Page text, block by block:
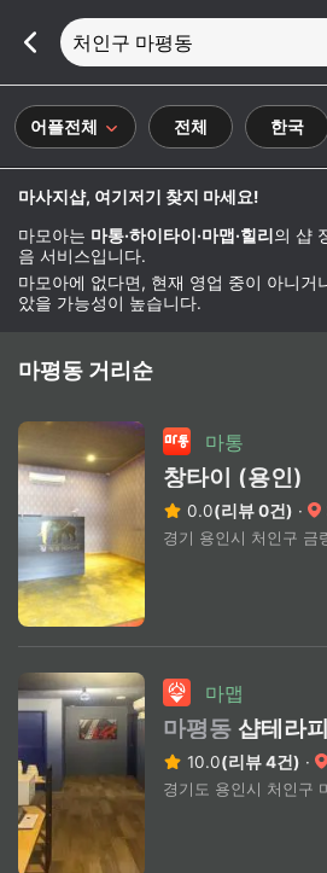
처인구 마평동
어플전체 전체 한국
마사지샵, 여기저기 찾지 마세요!
마모아는 마통·하이타이·마맵·힐리 의 샵
음 서비스입니다.
마모아에 없다면, 현재 영업 중이 아니거
았을 가능성이 높습니다.
마평동 거리순
마통
창타이 (용인)
0.0(리뷰 0건) ·
마맵
마평동 샵테라피
10.0(리뷰 4건) ·
경기도 용인시 처인구